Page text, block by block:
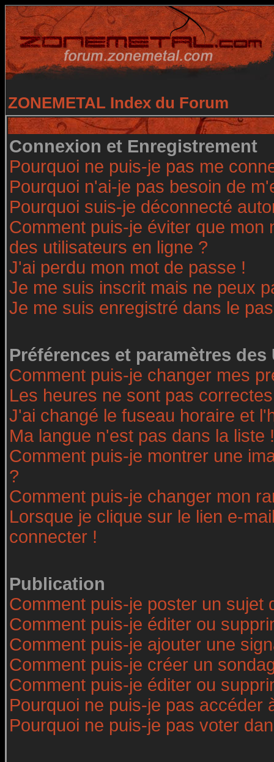
ZONEMETAL Index du Forum
Connexion et Enregistrement
Pourquoi ne puis-je pas me
Pourquoi n'ai-je pas besoin de
Pourquoi suis-je déconnecté
Comment puis-je éviter que
des utilisateurs en ligne ?
J'ai perdu mon mot de passe !
Je me suis inscrit mais ne peux
Je me suis enregistré dans le
Préférences et paramètres
Comment puis-je changer mes
Les heures ne sont pas
J'ai changé le fuseau horaire et
Ma langue n'est pas dans la liste !
Comment puis-je montrer une
?
Comment puis-je changer mon
Lorsque je clique sur le lien e-
connecter !
Publication
Comment puis-je poster un sujet
Comment puis-je éditer ou
Comment puis-je ajouter une
Comment puis-je créer un
Comment puis-je éditer ou
Pourquoi ne puis-je pas accéder
Pourquoi ne puis-je pas voter